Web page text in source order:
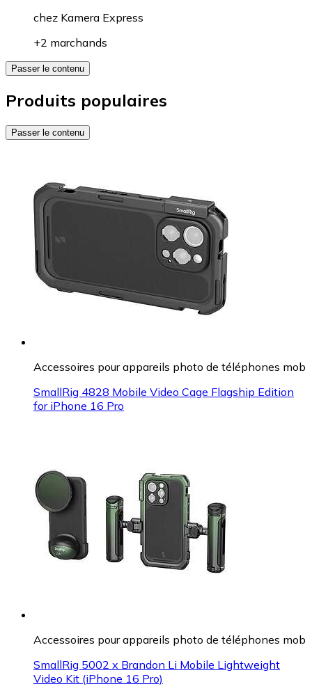
chez Kamera Express
+2 marchands
Passer le contenu
Produits populaires
Passer le contenu
Accessoires pour appareils photo de téléphones mob
SmallRig 4828 Mobile Video Cage Flagship Edition
for iPhone 16 Pro
Accessoires pour appareils photo de téléphones mob
SmallRig 5002 x Brandon Li Mobile Lightweight
Video Kit (iPhone 16 Pro)